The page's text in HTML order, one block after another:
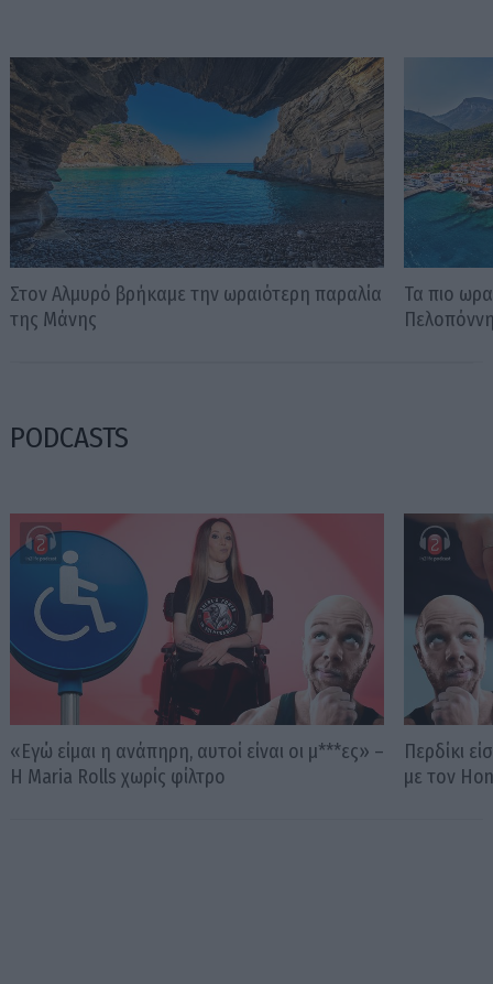
Στον Αλμυρό βρήκαμε την ωραιότερη παραλία
της Μάνης
Τα πιο
PODCASTS
«Εγώ είμαι η ανάπηρη, αυτοί είναι οι μ***ες» –
Η Maria Rolls χωρίς φίλτρο
Περδίκι
με τον